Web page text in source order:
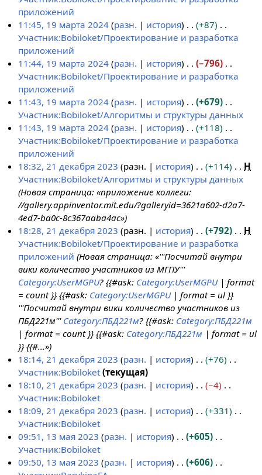
и
а
в
к
и
я
п
р
а
в
к
и
н
и
я
п
р
а
в
к
и
с
а
н
и
я
п
р
а
в
к
и
п
и
с
а
н
и
я
п
р
а
в
к
и
т
о
п
и
с
а
н
и
я
п
р
а
в
к
и
приложений
Н
е
т
о
п
и
с
а
н
и
я
п
р
а
в
к
и
11:45, 19 марта 2024 разн. история
+87
Участник:Bobiloket/Проектирование и разработка
приложений
Н
е
т
о
п
и
с
а
н
и
я
п
р
а
в
к
и
11:44, 19 марта 2024 разн. история
−796
Участник:Bobiloket/Проектирование и разработка
приложений
Н
е
т
о
п
и
с
а
н
и
я
п
р
а
в
к
и
11:43, 19 марта 2024 разн. история
+679
Участник:Bobiloket/Алгоритмы и структуры данных
Н
е
т
о
п
и
с
а
н
и
я
п
р
а
в
к
и
11:43, 19 марта 2024 разн. история
+118
Участник:Bobiloket/Проектирование и разработка
приложений
Н
е
т
о
п
и
с
а
н
и
я
п
р
а
в
к
и
к
18:32, 21 декабря 2023 разн. история +114
Н
Участник:Bobiloket/Алгоритмы и структуры данных
Новая страница: «приложение коллеги:
//gallery.appinventor.mit.edu/?galleryid=3621a602-d2a7-
4ed7-ba0c-8c367aaba4ac»
18:28, 21 декабря 2023 разн. история +792
Н
Участник:Bobiloket/Проектирование и разработка
приложений Новая страница: «'''Посчитай внутри
вики количество участников из МГПУ'''
Category:UserMGPU? {{#ask: Category:UserMGPU| format
= count }} {{#ask: Category:UserMGPU| format = ul }}
'''Посчитай внутри вики количество участников из
ПБД221м''' Category:ПБД221м? {{#ask: Category:ПБД221м
| format = count }} {{#ask: Category:ПБД221м | format = ul
}} {{#...»
18:14, 21 декабря 2023 разн. история
+76
Участник:Bobiloket
Н
е
т
о
п
и
с
текущая
18:10, 21 декабря 2023 разн. история
−4
Участник:Bobiloket
Н
е
т
о
п
18:09, 21 декабря 2023 разн. история
+331
Участник:Bobiloket
Н
е
т
3
09:51, 13 мая 2023 разн. история
+605
Участник:Bobiloket
Н
09:50, 13 мая 2023 разн. история
+606